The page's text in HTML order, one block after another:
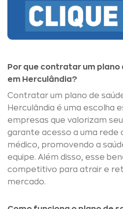
Por que contratar um plano
em Herculândia?
Contratar um plano de
Herculândia é uma escolha
empresas que valorizam
garante acesso a uma rede
médico, promovendo a
equipe. Além disso, esse
competitivo para atrair e
mercado.